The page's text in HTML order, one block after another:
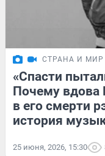
СТРАНА И МИР
«Спасти
Почему вдова
в его смерти
история
25 июня, 2026, 15:30